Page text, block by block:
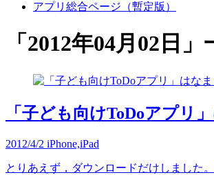
アプリ総合ページ（暫定版）
「 2012年04月02日 」
「子ども向けToDoアプリ
2012/4/2 iPhone,iPad
とりあえず，ダウンロードだけしました